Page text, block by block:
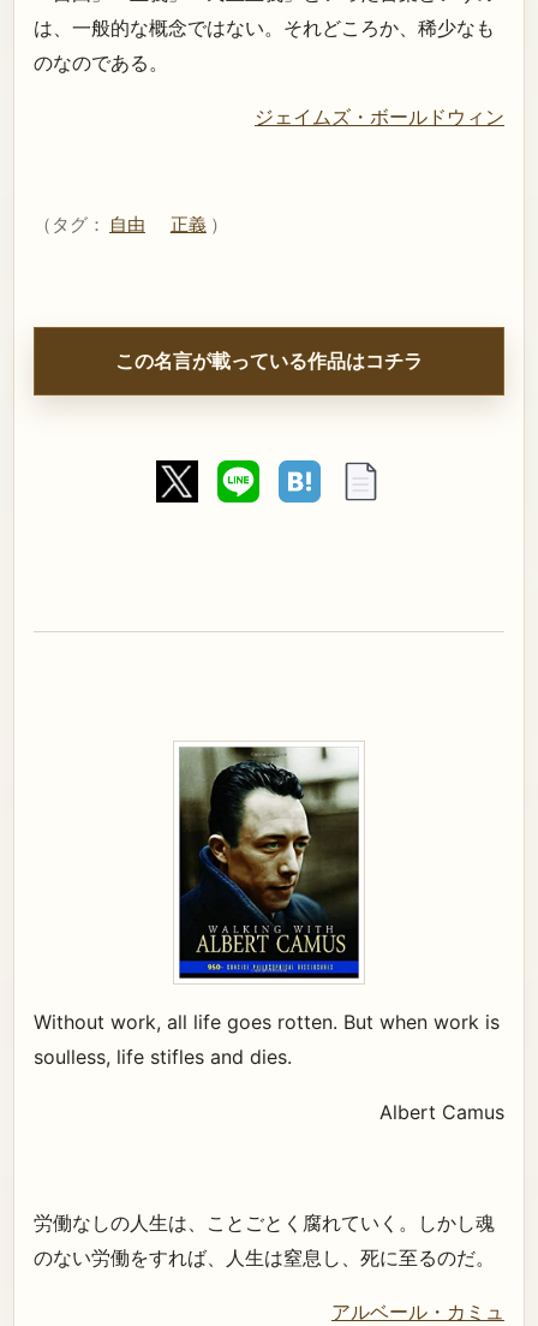
は、一般的な概念ではない。それどころか、稀少なも
のなのである。
ジェイムズ・ボールドウィン
（タグ： 自由 正義 ）
この名言が載っている作品はコチラ
Without work, all life goes rotten. But when work is
soulless, life stifles and dies.
Albert Camus
労働なしの人生は、ことごとく腐れていく。しかし魂
のない労働をすれば、人生は窒息し、死に至るのだ。
アルベール・カミュ